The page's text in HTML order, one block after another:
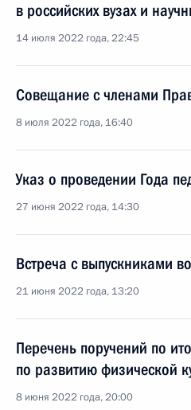
в российских вузах и
14 июля 2022 года, 22:45
Совещание с членами
8 июля 2022 года, 16:40
Указ о проведении Года
27 июня 2022 года, 14:30
Встреча с выпускниками
21 июня 2022 года, 13:20
Перечень поручений по
по развитию физической
8 июня 2022 года, 20:00